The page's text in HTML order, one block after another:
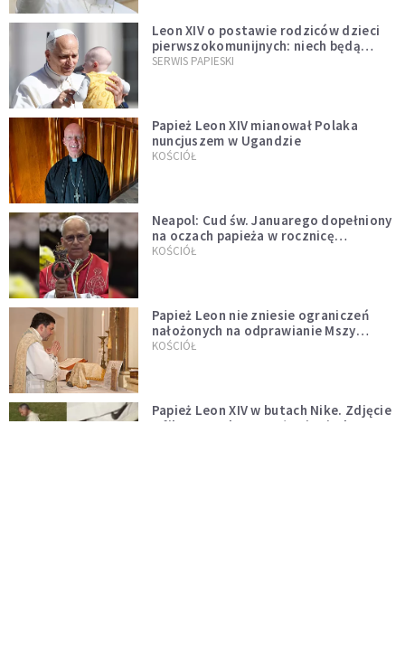
Leon XIV o postawie rodziców dzieci
pierwszokomunijnych: niech będą
przykładem
SERWIS PAPIESKI
Papież Leon XIV mianował Polaka
nuncjuszem w Ugandzie
KOŚCIÓŁ
Neapol: Cud św. Januarego dopełniony
na oczach papieża w rocznicę
pontyfikatu!
KOŚCIÓŁ
Papież Leon nie zniesie ograniczeń
nałożonych na odprawianie Mszy
trydenckiej. „Traditionis custodes”
KOŚCIÓŁ
Papież Leon XIV w butach Nike. Zdjęcie
z filmu Watykanu stało się viralem